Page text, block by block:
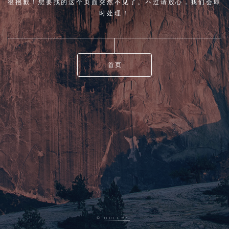
很抱歉！您要找的这个页面突然不见了。不过请放心，我们会即
时处理！
首页
© UBECMS.